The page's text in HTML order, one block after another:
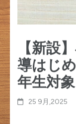
【新設
導はじ
年生対象
25 9月,2025